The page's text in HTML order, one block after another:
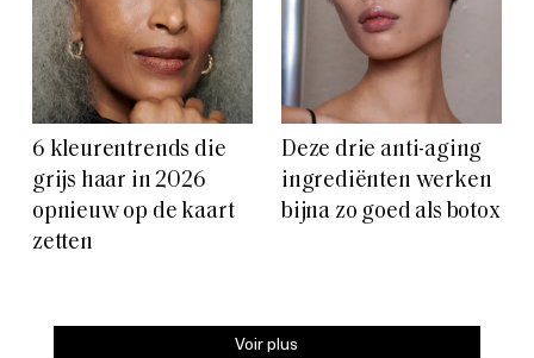
6 kleurentrends die
grijs haar in 2026
opnieuw op de kaart
zetten
Deze drie anti-aging
ingrediënten werken
bijna zo goed als botox
Voir plus